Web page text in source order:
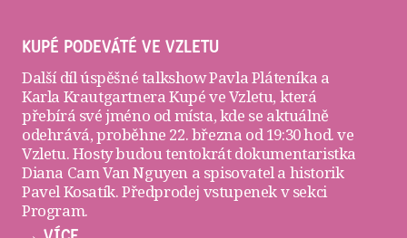
KUPÉ PODEVÁTÉ VE VZLETU
Další díl úspěšné talkshow Pavla Pláteníka a
Karla KrautgartneraKupé ve Vzletu, která
přebírá své jméno od místa, kde se aktuálně
odehrává, proběhne 22. března od 19:30 hod. ve
Vzletu. Hosty budou tentokrát dokumentaristka
Diana Cam Van Nguyen a spisovatel a historik
Pavel Kosatík. Předprodej vstupenek v sekci
Program.